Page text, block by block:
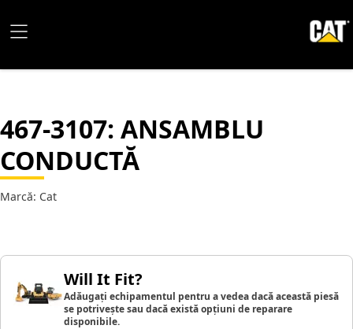
467-3107: ANSAMBLU
CONDUCTĂ
Marcă: Cat
Will It Fit?
Adăugați echipamentul pentru a vedea dacă această piesă
se potrivește sau dacă există opțiuni de reparare
disponibile.